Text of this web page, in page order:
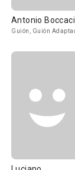
Antonio Boccaci
Guión, Guión